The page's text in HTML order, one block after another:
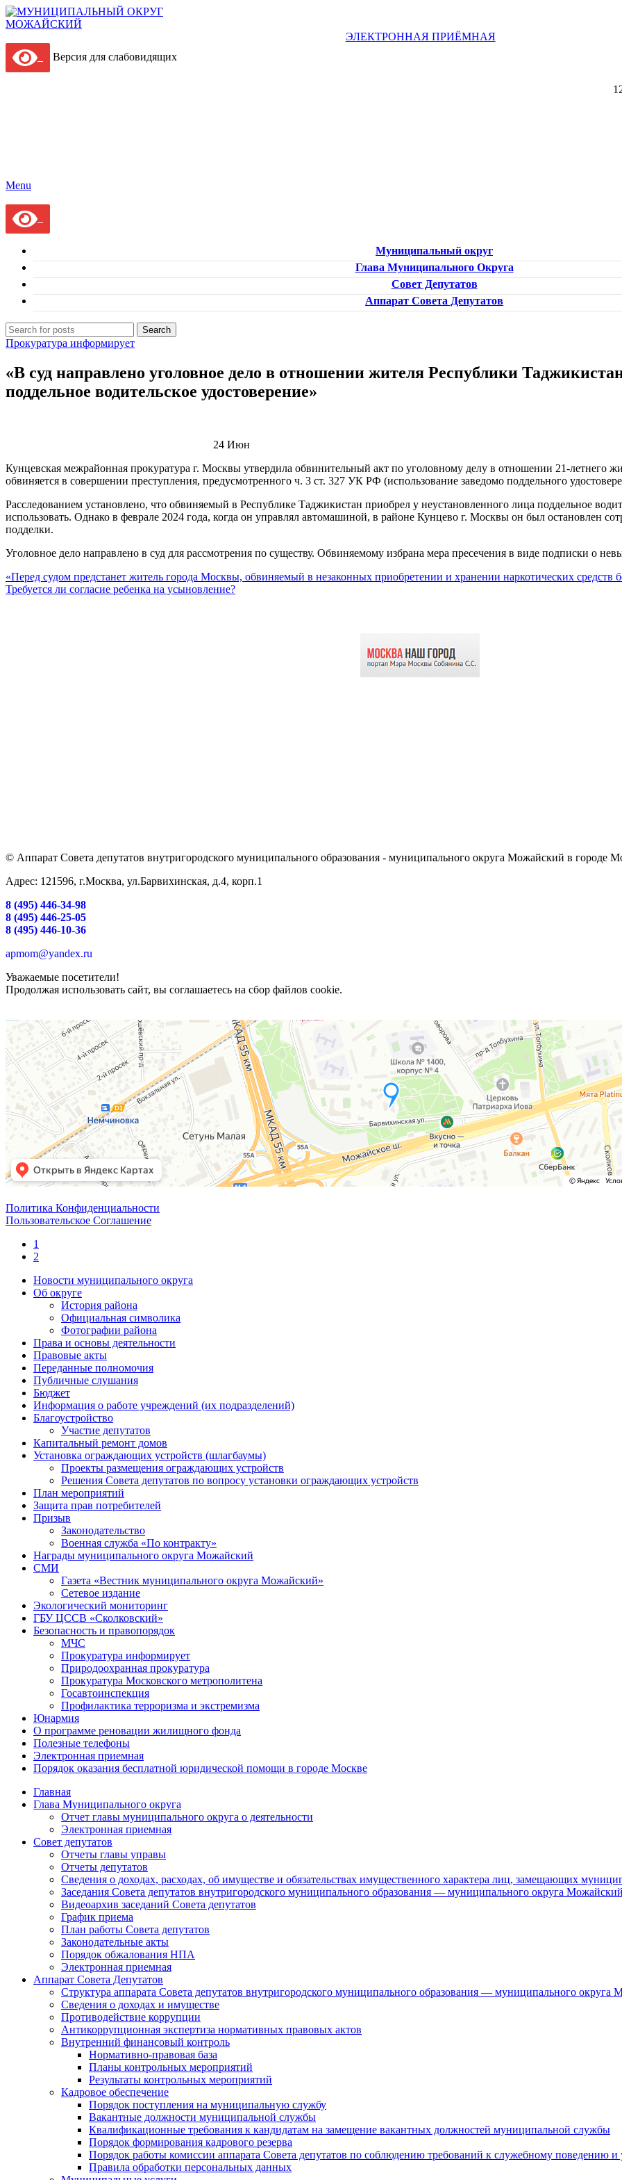
ЭЛЕКТРОННАЯ ПРИЁМНАЯ
Версия для слабовидящих
Menu
Муниципальный округ
Глава Муниципального Округа
Совет Депутатов
Аппарат Совета Депутатов
Search
Прокуратура информирует
«В суд направлено уголовное дело в отношении жителя Республики
поддельное водительское удостоверение»
24 Июн
Кунцевская межрайонная прокуратура г. Москвы утвердила обвинительный акт по уголовному делу в отношении 21-летнего
обвиняется в совершении преступления, предусмотренного ч. 3 ст. 327 УК РФ (использование заведомо поддельного
Расследованием установлено, что обвиняемый в Республике Таджикистан приобрел у неустановленного лица поддельное
использовать. Однако в феврале 2024 года, когда он управлял автомашиной, в районе Кунцево г. Москвы он был остановлен
подделки.
Уголовное дело направлено в суд для рассмотрения по существу. Обвиняемому избрана мера пресечения в виде подписки о
«Перед судом предстанет житель города Москвы, обвиняемый в незаконных приобретении и хранении наркотических средств
Требуется ли согласие ребенка на усыновление?
© Аппарат Совета депутатов внутригородского муниципального образования - муниципального округа Можайский в городе
Адрес: 121596, г.Москва, ул.Барвихинская, д.4, корп.1
8 (495) 446-34-98
8 (495) 446-25-05
8 (495) 446-10-36
apmom@yandex.ru
Уважаемые посетители!
Продолжая использовать сайт, вы соглашаетесь на сбор файлов cookie.
Политика Конфиденциальности
Пользовательское Соглашение
1
2
Новости муниципального округа
Об округе
История района
Официальная символика
Фотографии района
Права и основы деятельности
Правовые акты
Переданные полномочия
Публичные слушания
Бюджет
Информация о работе учреждений (их подразделений)
Благоустройство
Участие депутатов
Капитальный ремонт домов
Установка ограждающих устройств (шлагбаумы)
Проекты размещения ограждающих устройств
Решения Совета депутатов по вопросу установки ограждающих устройств
План мероприятий
Защита прав потребителей
Призыв
Законодательство
Военная служба «По контракту»
Награды муниципального округа Можайский
СМИ
Газета «Вестник муниципального округа Можайский»
Сетевое издание
Экологический мониторинг
ГБУ ЦССВ «Сколковский»
Безопасность и правопорядок
МЧС
Прокуратура информирует
Природоохранная прокуратура
Прокуратура Московского метрополитена
Госавтоинспекция
Профилактика терроризма и экстремизма
Юнармия
О программе реновации жилищного фонда
Полезные телефоны
Электронная приемная
Порядок оказания бесплатной юридической помощи в городе Москве
Главная
Глава Муниципального округа
Отчет главы муниципального округа о деятельности
Электронная приемная
Совет депутатов
Отчеты главы управы
Отчеты депутатов
Сведения о доходах, расходах, об имуществе и обязательствах имущественного характера лиц, замещающих
Заседания Совета депутатов внутригородского муниципального образования — муниципального округа
Видеоархив заседаний Совета депутатов
График приема
План работы Совета депутатов
Законодательные акты
Порядок обжалования НПА
Электронная приемная
Аппарат Совета Депутатов
Структура аппарата Совета депутатов внутригородского муниципального образования — муниципального
Сведения о доходах и имуществе
Противодействие коррупции
Антикоррупционная экспертиза нормативных правовых актов
Внутренний финансовый контроль
Нормативно-правовая база
Планы контрольных мероприятий
Результаты контрольных мероприятий
Кадровое обеспечение
Порядок поступления на муниципальную службу
Вакантные должности муниципальной службы
Квалификационные требования к кандидатам на замещение вакантных должностей муниципальной службы
Порядок формирования кадрового резерва
Порядок работы комиссии аппарата Совета депутатов по соблюдению требований к служебному поведению и
Правила обработки персональных данных